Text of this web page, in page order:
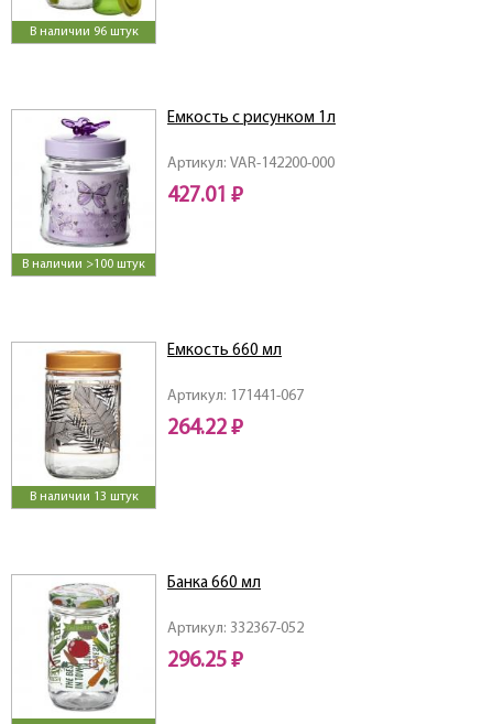
В наличии 96 штук
В наличии >100 штук
Артикул: VAR-142200-000
Емкость с рисунком 1л
427.01 ₽
В наличии 13 штук
Артикул: 171441-067
Емкость 660 мл
264.22 ₽
Артикул: 332367-052
Банка 660 мл
296.25 ₽